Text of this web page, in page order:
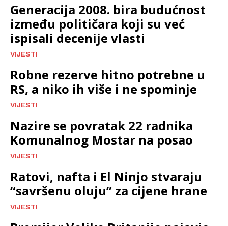
Generacija 2008. bira budućnost
između političara koji su već
ispisali decenije vlasti
VIJESTI
Robne rezerve hitno potrebne u
RS, a niko ih više i ne spominje
VIJESTI
Nazire se povratak 22 radnika
Komunalnog Mostar na posao
VIJESTI
Ratovi, nafta i El Ninjo stvaraju
“savršenu oluju” za cijene hrane
VIJESTI